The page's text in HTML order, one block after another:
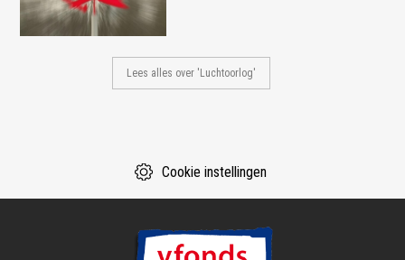
Lees alles over 'Luchtoorlog'
Cookie instellingen